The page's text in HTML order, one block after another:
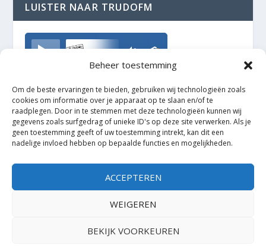
Beheer toestemming
Om de beste ervaringen te bieden, gebruiken wij technologieën zoals
cookies om informatie over je apparaat op te slaan en/of te
raadplegen. Door in te stemmen met deze technologieën kunnen wij
gegevens zoals surfgedrag of unieke ID's op deze site verwerken. Als je
geen toestemming geeft of uw toestemming intrekt, kan dit een
nadelige invloed hebben op bepaalde functies en mogelijkheden.
ACCEPTEREN
WEIGEREN
BEKIJK VOORKEUREN
LUISTER NAAR TRUDOFM
TrudoFM
Elegant Themes| Mogelijk gemaakt door